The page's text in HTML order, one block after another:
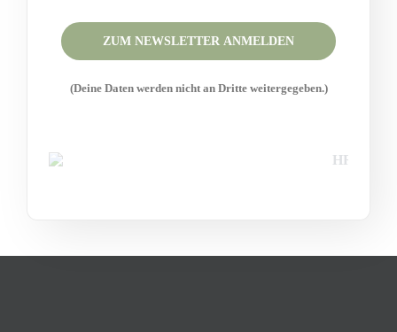
Please leave this field empty.
(Deine Daten werden nicht an Dritte weitergegeben.)